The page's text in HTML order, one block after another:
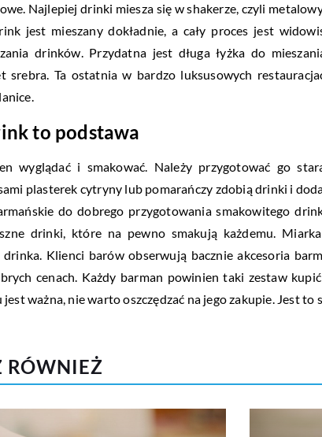
Najlepiej drinki miesza się w shakerze, czyli
jest mieszany dokładnie, a cały proces jest
drinków. Przydatna jest długa łyżka do
srebra. Ta ostatnia w bardzo luksusowych
to podstawa
wyglądać i smakować. Należy przygotować go
plasterek cytryny lub pomarańczy zdobią drinki i
do dobrego przygotowania smakowitego
drinki, które na pewno smakują każdemu.
Klienci barów obserwują bacznie akcesoria
cenach. Każdy barman powinien taki zestaw
ważna, nie warto oszczędzać na jego zakupie. Jest to
RÓWNIEŻ